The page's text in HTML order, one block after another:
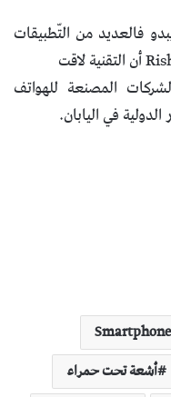
فالعديد من التّطبيقات
المصنعة للهواتف
في اليابان.
أشعة تحت حمراء